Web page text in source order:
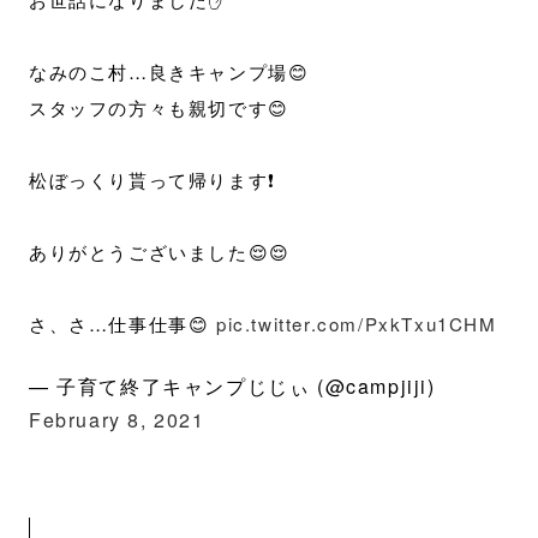
なみのこ村…良きキャンプ場😊
スタッフの方々も親切です😊
松ぼっくり貰って帰ります❗️
ありがとうございました😌😌
さ、さ…仕事仕事😊pic.twitter.com/PxkTxu1CHM
— 子育て終了キャンプじじぃ (@campjiji)
February 8, 2021